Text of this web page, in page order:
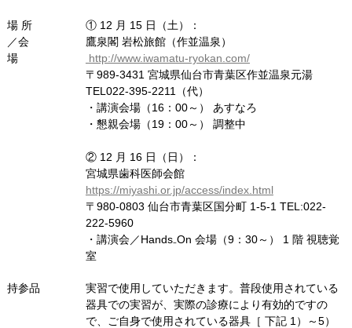
場 所
／会
場
① 12 月 15 日（土）：
鷹泉閣 岩松旅館（作並温泉）
http://www.iwamatu-ryokan.com/
〒989-3431 宮城県仙台市青葉区作並温泉元湯
TEL022-395-2211（代）
・講演会場（16：00～） あすなろ
・懇親会場（19：00～） 調整中
② 12 月 16 日（日）：
宮城県歯科医師会館
https://miyashi.or.jp/access/index.html
〒980-0803 仙台市青葉区国分町 1-5-1 TEL:022-
222-5960
・講演会／Hands₋On 会場（9：30～） 1 階 視聴覚
室
持参品
実習で使用していただきます。普段使用されている
器具での実習が、実際の診療により有効的ですの
で、ご自身で使用されている器具［ 下記 1）～5）